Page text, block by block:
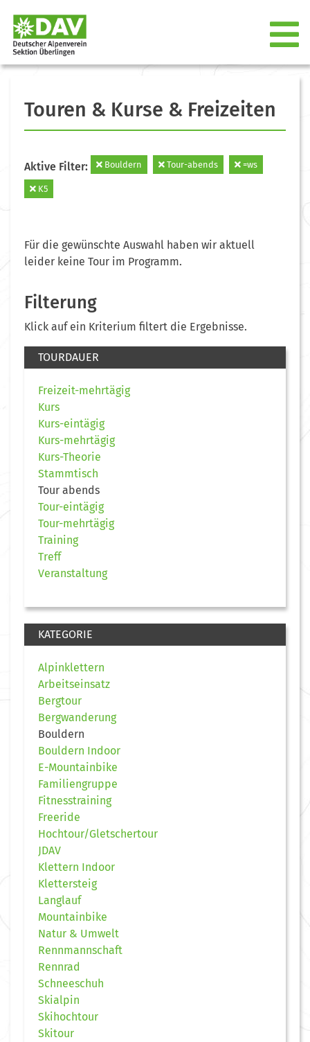
Touren & Kurse & Freizeiten
Aktive Filter: Bouldern Tour-abends =ws
K5
Für die gewünschte Auswahl haben wir aktuell
leider keine Tour im Programm.
Filterung
Klick auf ein Kriterium filtert die Ergebnisse.
TOURDAUER
Freizeit-mehrtägig
Kurs
Kurs-eintägig
Kurs-mehrtägig
Kurs-Theorie
Stammtisch
Tour abends
Tour-eintägig
Tour-mehrtägig
Training
Treff
Veranstaltung
KATEGORIE
Alpinklettern
Arbeitseinsatz
Bergtour
Bergwanderung
Bouldern
Bouldern Indoor
E-Mountainbike
Familiengruppe
Fitnesstraining
Freeride
Hochtour/Gletschertour
JDAV
Klettern Indoor
Klettersteig
Langlauf
Mountainbike
Natur & Umwelt
Rennmannschaft
Rennrad
Schneeschuh
Skialpin
Skihochtour
Skitour